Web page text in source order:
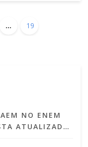
… 19
NO ENEM
ATUALIZADA